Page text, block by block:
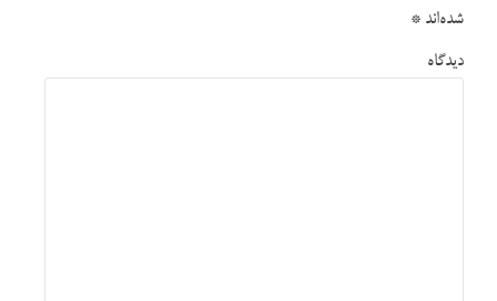
شده‌اند *
دیدگاه